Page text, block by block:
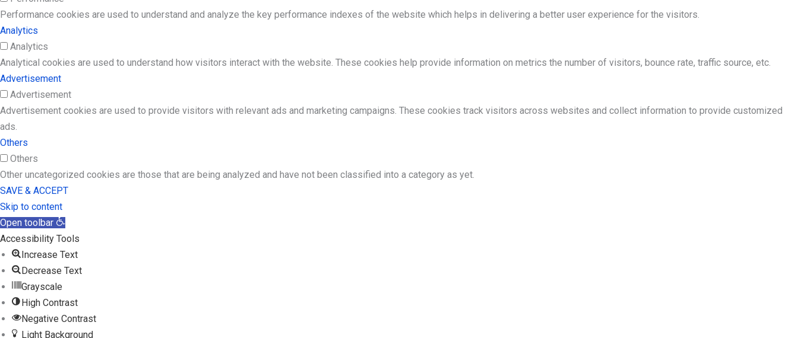
Performance cookies are used to understand and analyze the key performance indexes of the website which helps in delivering a better user experience for the visitors.
Analytics
Analytics
Analytical cookies are used to understand how visitors interact with the website. These cookies help provide information on metrics the number of visitors, bounce rate, traffic source, etc.
Advertisement
Advertisement
Advertisement cookies are used to provide visitors with relevant ads and marketing campaigns. These cookies track visitors across websites and collect information to provide customized
ads.
Others
Others
Other uncategorized cookies are those that are being analyzed and have not been classified into a category as yet.
SAVE & ACCEPT
Skip to content
Open toolbar
Accessibility Tools
Increase Text
Decrease Text
Grayscale
High Contrast
Negative Contrast
Light Background